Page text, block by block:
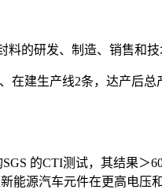
的研发、制造、销售和技
建生产线2条，达产后总
的CTI测试，其结果＞
源汽车元件在更高电压